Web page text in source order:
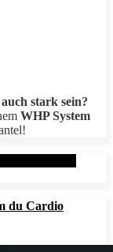
stark sein?
WHP System
du Cardio